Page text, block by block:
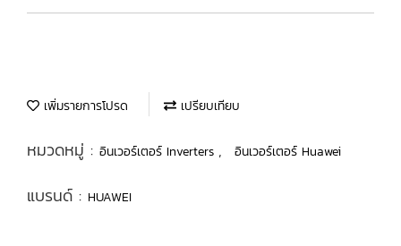
เพิ่มรายการโปรด เปรียบเทียบ
หมวดหมู่ : อินเวอร์เตอร์ Inverters , อินเวอร์เตอร์ Huawei
แบรนด์ : HUAWEI